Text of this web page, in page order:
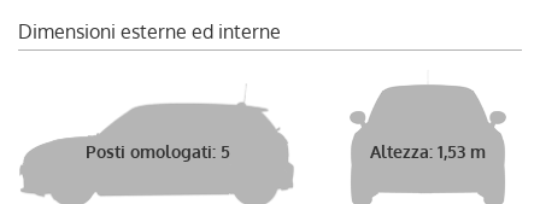
Dimensioni esterne ed interne
Posti omologati: 5 Altezza: 1,53 m